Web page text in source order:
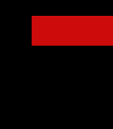
Katalog